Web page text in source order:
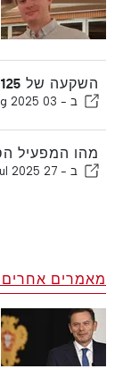
השקעה של 125 מיליון אירו בפיתוח אלגרבה
ב - 03 Aug 2025
מהו המפעיל
ב - 27 Jul 2025
מאמרים אחרים